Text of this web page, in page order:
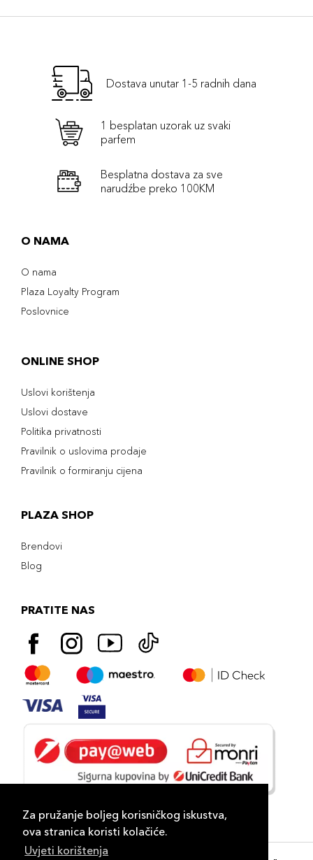
Za pružanje boljeg korisničkog iskustva,
ova stranica koristi kolačiće.
Uvjeti korištenja
Dostava unutar 1-5 radnih dana
1 besplatan uzorak uz svaki
parfem
Besplatna dostava za sve
narudźbe preko 100KM
O NAMA
O nama
Plaza Loyalty Program
Poslovnice
ONLINE SHOP
Uslovi korištenja
Uslovi dostave
Politika privatnosti
Pravilnik o uslovima prodaje
Pravilnik o formiranju cijena
PLAZA SHOP
Brendovi
Blog
PRATITE NAS